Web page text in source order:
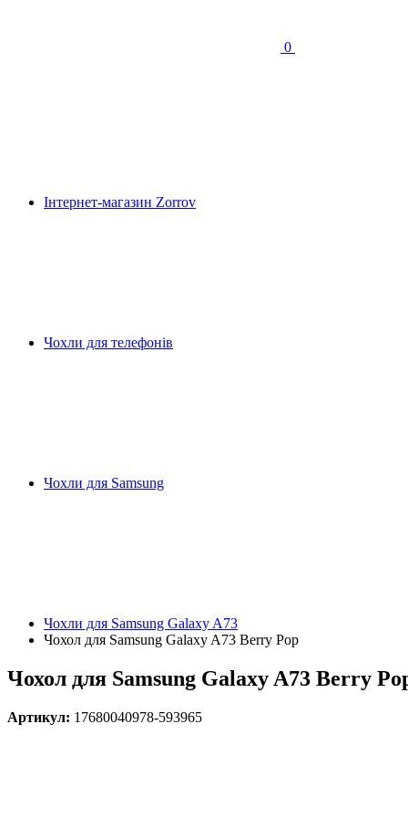
0
Інтернет-магазин Zorrov
Чохли для телефонів
Чохли для Samsung
Чохли для Samsung Galaxy A73
Чохол для Samsung Galaxy A73 Berry Pop
Чохол для Samsung Galaxy A73 Berry
Артикул: 17680040978-593965